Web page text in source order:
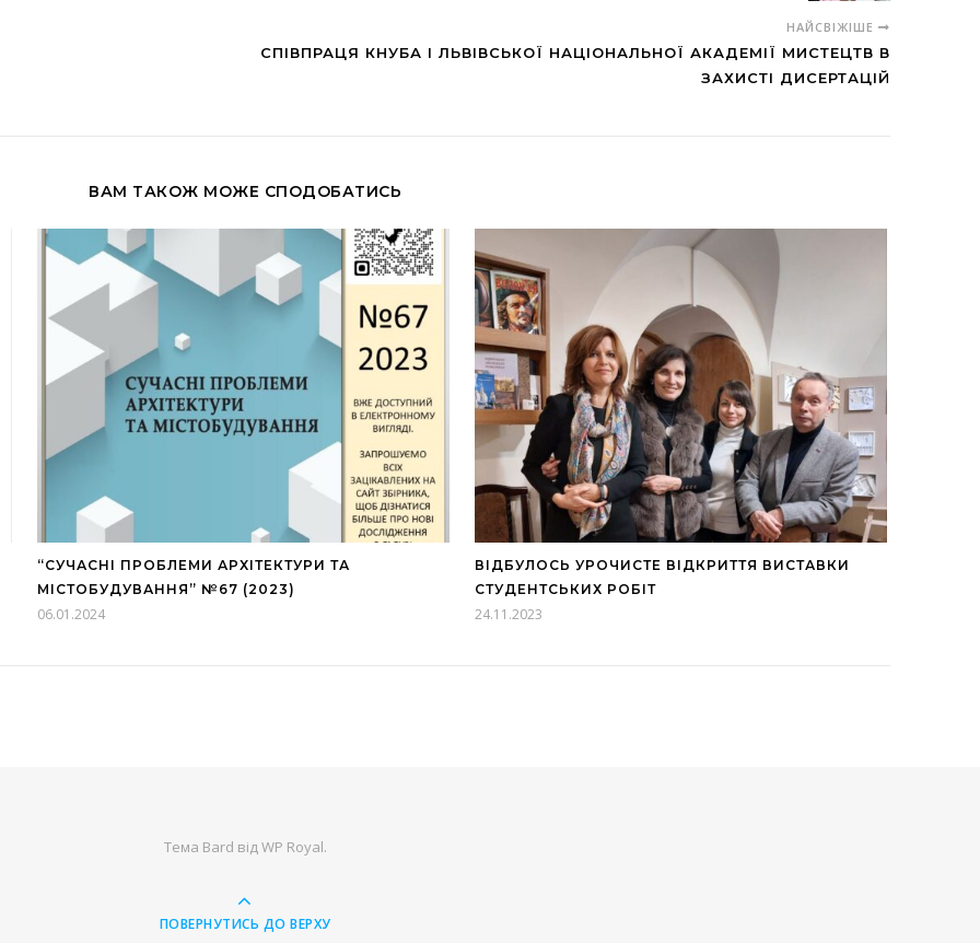
НАЙСВІЖІШЕ
СПІВПРАЦЯ КНУБА І ЛЬВІВСЬКОЇ НАЦІОНАЛЬНОЇ АКАДЕМІЇ МИСТЕЦТВ В
ЗАХИСТІ ДИСЕРТАЦІЙ
ВАМ ТАКОЖ МОЖЕ СПОДОБАТИСЬ
“СУЧАСНІ ПРОБЛЕМИ АРХІТЕКТУРИ ТА
МІСТОБУДУВАННЯ” №67 (2023)
06.01.2024
ВІДБУЛОСЬ УРОЧИСТЕ ВІДКРИТТЯ ВИСТАВКИ
СТУДЕНТСЬКИХ РОБІТ
24.11.2023
Тема Bard від WP Royal.
ПОВЕРНУТИСЬ ДО ВЕРХУ